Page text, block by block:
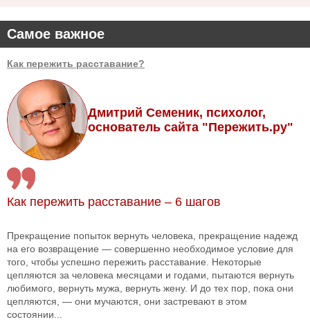
Самое важное
Как пережить расставание?
Дмитрий Семеник, психолог,
основатель сайта "Пережить.ру"
Как пережить расставание – 6 шагов
Прекращение попыток вернуть человека, прекращение надежд
на его возвращение — совершенно необходимое условие для
того, чтобы успешно пережить расставание. Некоторые
цепляются за человека месяцами и годами, пытаются вернуть
любимого, вернуть мужа, вернуть жену. И до тех пор, пока они
цепляются, — они мучаются, они застревают в этом
состоянии...